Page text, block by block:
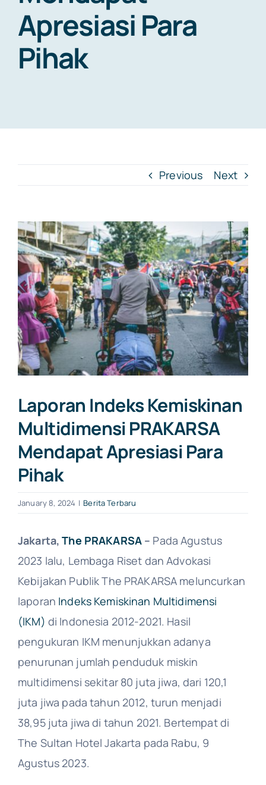
Media
Apresiasi Para
Pihak
Previous Next
View
Larger
Image
Laporan Indeks Kemiskinan
Multidimensi PRAKARSA
Mendapat Apresiasi Para
Pihak
January 8, 2024 | Berita Terbaru
Jakarta, The PRAKARSA – Pada Agustus
2023 lalu, Lembaga Riset dan Advokasi
Kebijakan Publik The PRAKARSA meluncurkan
laporan Indeks Kemiskinan Multidimensi
(IKM) di Indonesia 2012-2021. Hasil
pengukuran IKM menunjukkan adanya
penurunan jumlah penduduk miskin
multidimensi sekitar 80 juta jiwa, dari 120,1
juta jiwa pada tahun 2012, turun menjadi
38,95 juta jiwa di tahun 2021. Bertempat di
The Sultan Hotel Jakarta pada Rabu, 9
Agustus 2023.